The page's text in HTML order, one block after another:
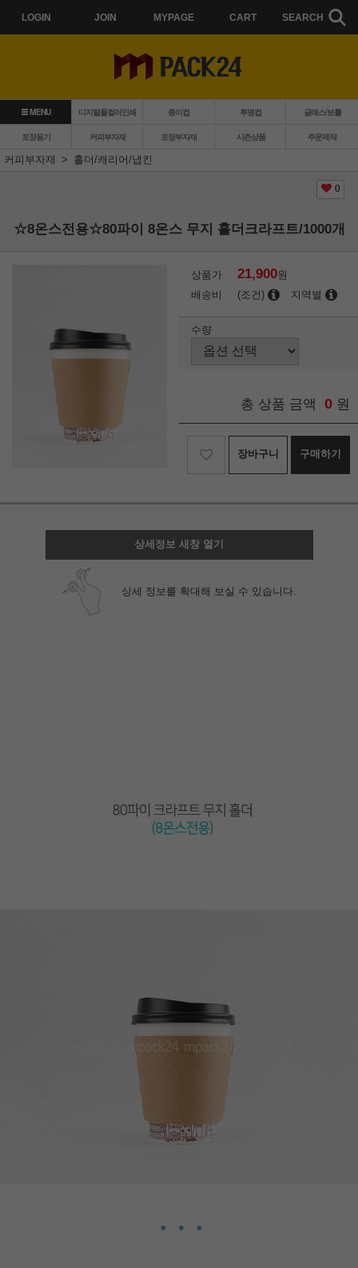
LOGIN JOIN MYPAGE CART SEARCH
MENU 디지털풀컬러인쇄 종이컵 투명컵 글래스/보틀
포장용기 커피부자재 포장부자재 시즌상품
주문제작
커피부자재
홀더/캐리어/냅킨
0
☆8온스전용☆80파이 8온스 무지 홀더크라프트/1000개
상품가 21,900원
배송비
(조건) 지역별
수량
총 상품 금액 0 원
장바구니 구매하기
상세정보 새창 열기
상세 정보를 확대해 보실 수 있습니다.